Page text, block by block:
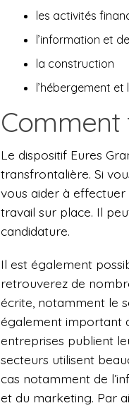
les activités
l’information et
la construction
l’hébergement
Comment
Le dispositif Eures
transfrontalière. Si
vous aider à
travail sur place. Il
candidature.
Il est également
retrouverez de
écrite, notamment le
également important
entreprises publient
secteurs utilisent
cas notamment de
et du marketing. Par